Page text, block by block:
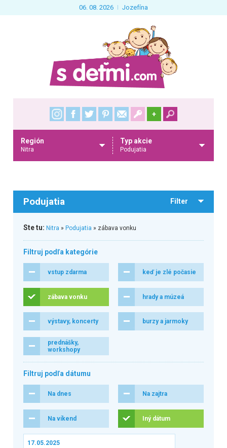
06. 08. 2026 Jozefína
+
Región
Nitra
Typ akcie
Podujatia
Podujatia Filter
Ste tu: Nitra » Podujatia » zábava vonku
Filtruj podľa kategórie
vstup zdarma keď je zlé počasie
zábava vonku hrady a múzeá
výstavy, koncerty burzy a jarmoky
prednášky,
workshopy
Filtruj podľa dátumu
Na dnes Na zajtra
Na víkend Iný dátum